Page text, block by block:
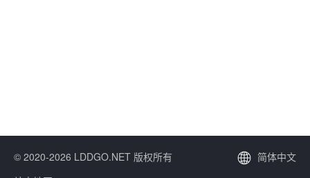
© 2020-2026 LDDGO.NET 版权所有
简体中文